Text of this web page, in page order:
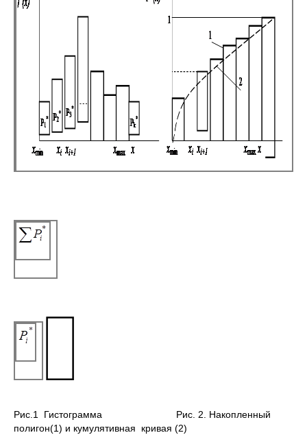
Рис.1 Гистограмма Рис. 2. Накопленный
полигон(1) и кумулятивная кривая (2)